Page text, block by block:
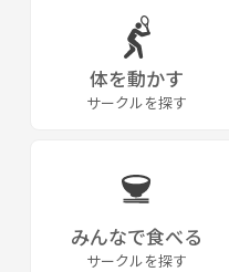
体を動かす
サークルを探す
みんなで食べる
サークルを探す